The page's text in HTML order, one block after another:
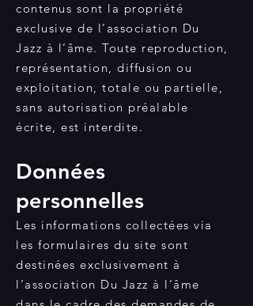
contenus sont la propriété
exclusive de l’association Du
Jazz à l’âme. Toute reproduction,
représentation, diffusion ou
exploitation, totale ou partielle,
sans autorisation préalable
écrite, est interdite.
Données
personnelles
Les informations collectées via
les formulaires du site sont
destinées exclusivement à
l’association Du Jazz à l’âme